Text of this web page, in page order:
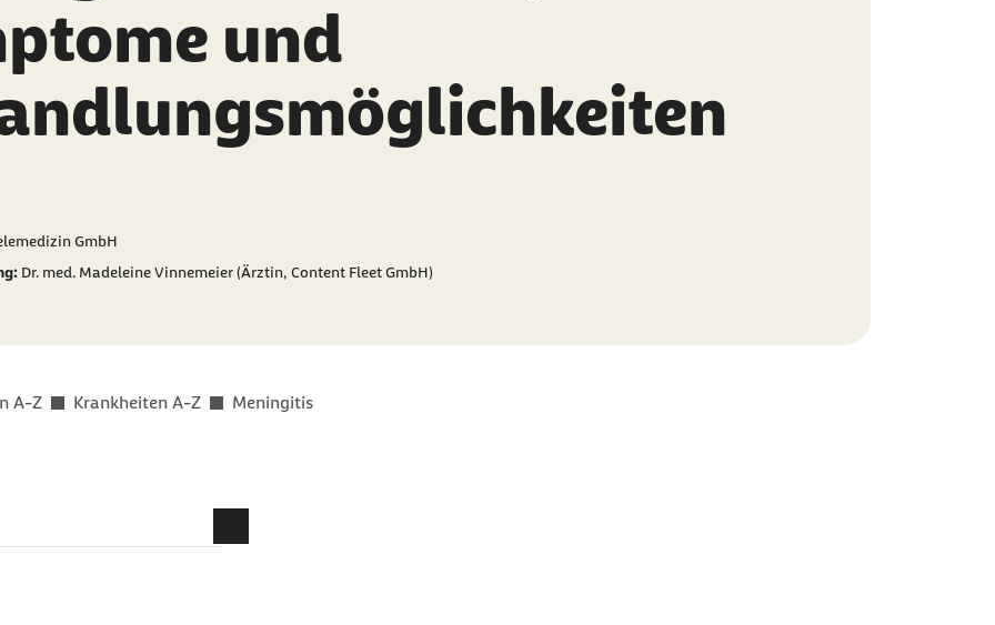
und
als
GmbH
Dr. med. Madeleine Vinnemeier (Ärztin, Content Fleet GmbH)
A-Z Krankheiten A-Z Meningitis